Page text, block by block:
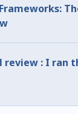
review : I ran